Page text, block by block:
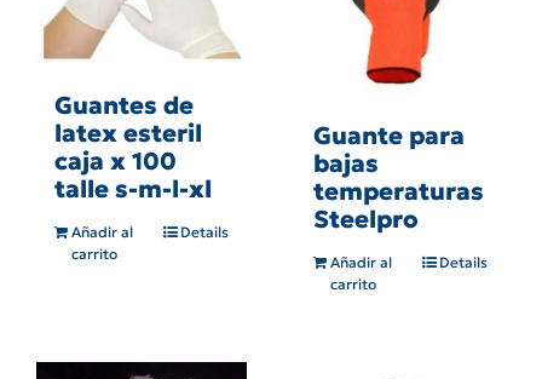
Guantes de
latex esteril
caja x 100
talle s-m-l-xl
Añadir al
carrito
Details
Guante para
bajas
temperaturas
Steelpro
Añadir al
carrito
Details